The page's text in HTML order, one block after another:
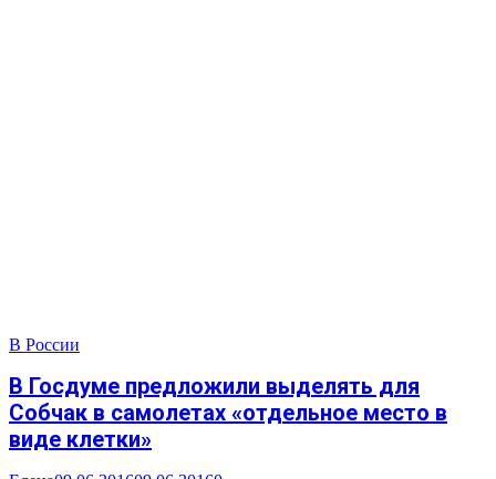
В России
В Госдуме предложили выделять для
Собчак в самолетах «отдельное место в
виде клетки»